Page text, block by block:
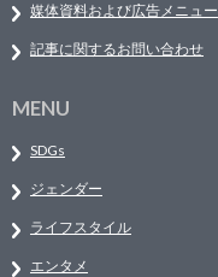
媒体資料および広告メニュー
記事に関するお問い合わせ
MENU
SDGs
ジェンダー
ライフスタイル
エンタメ